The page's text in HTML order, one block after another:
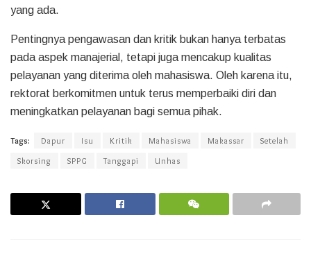
yang ada.
Pentingnya pengawasan dan kritik bukan hanya terbatas
pada aspek manajerial, tetapi juga mencakup kualitas
pelayanan yang diterima oleh mahasiswa. Oleh karena itu,
rektorat berkomitmen untuk terus memperbaiki diri dan
meningkatkan pelayanan bagi semua pihak.
Tags: Dapur Isu Kritik Mahasiswa Makassar
Setelah
Skorsing
SPPG Tanggapi Unhas